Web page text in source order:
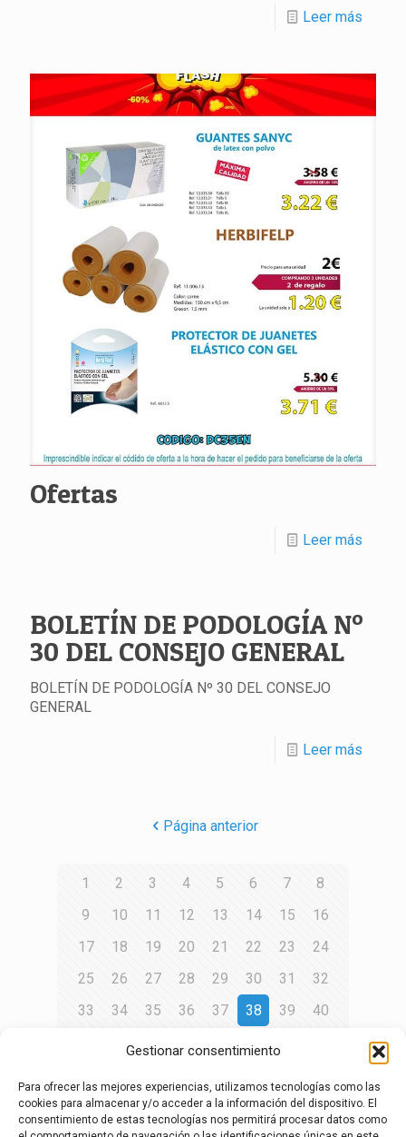
Gestionar consentimiento
Para ofrecer las mejores experiencias, utilizamos tecnologías como las
cookies para almacenar y/o acceder a la información del dispositivo. El
consentimiento de estas tecnologías nos permitirá procesar datos como
Leer más
Ofertas
Leer más
BOLETÍN DE PODOLOGÍA Nº
30 DEL CONSEJO GENERAL
BOLETÍN DE PODOLOGÍA Nº 30 DEL CONSEJO
GENERAL
Leer más
Página anterior
1 2 3 4 5 6 7
8
9
10 11 12 13 14 15
16
17
18 19 20 21 22 23
24
25
26 27 28 29 30 31
32
33
34 35 36 37 38 39
40
42 43 46
57
58 59 60 61 62 63
64